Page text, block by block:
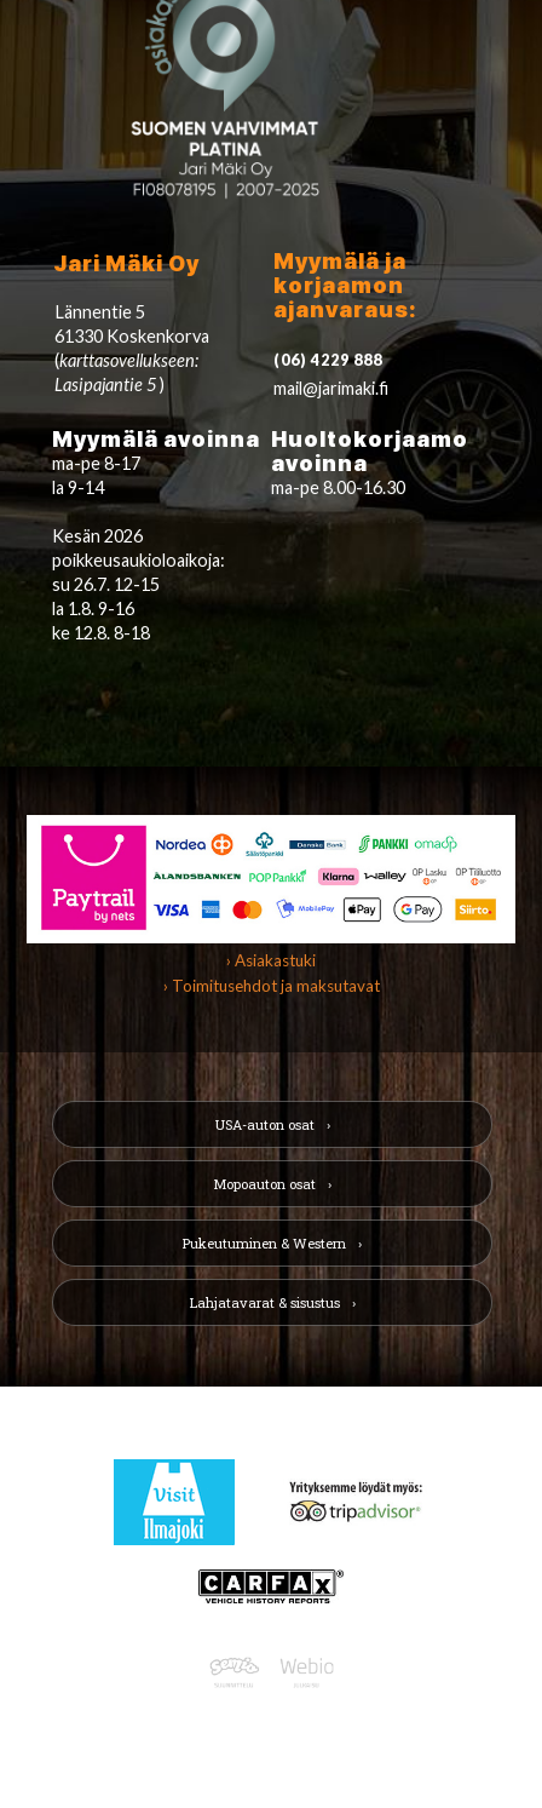
Jari Mäki Oy
Lännentie 5
61330 Koskenkorva
(karttasovellukseen:
Lasipajantie 5)
Myymälä ja
korjaamon
ajanvaraus:
(06) 4229 888
mail@jarimaki.fi
Myymälä avoinna
ma-pe 8-17
la 9-14
Kesän 2026
poikkeusaukioloaikoja:
su 26.7. 12-15
la 1.8. 9-16
ke 12.8. 8-18
Huoltokorjaamo
avoinna
ma-pe 8.00-16.30
› Asiakastuki
› Toimitusehdot ja maksutavat
USA-auton osat
Mopoauton osat
Pukeutuminen & Western
Lahjatavarat & sisustus